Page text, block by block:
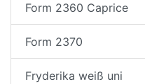
Form 2360 Caprice
Form 2370
Fryderika weiß uni